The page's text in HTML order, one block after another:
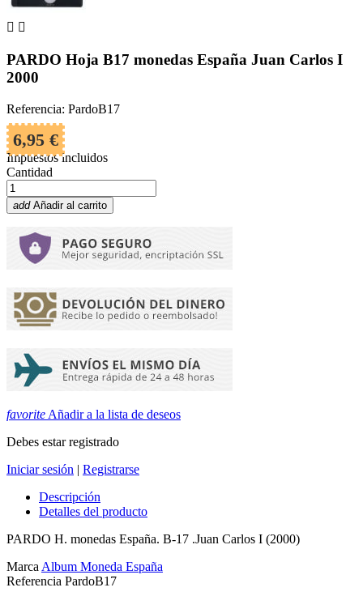
 
PARDO Hoja B17 monedas España Juan Carlos I
2000
Referencia: PardoB17
6,95 €
Impuestos incluidos
Cantidad
add Añadir al carrito
favorite Añadir a la lista de deseos
Debes estar registrado
Iniciar sesión | Registrarse
Descripción
Detalles del producto
PARDO H. monedas España. B-17 .Juan Carlos I (2000)
Marca Album Moneda España
Referencia PardoB17